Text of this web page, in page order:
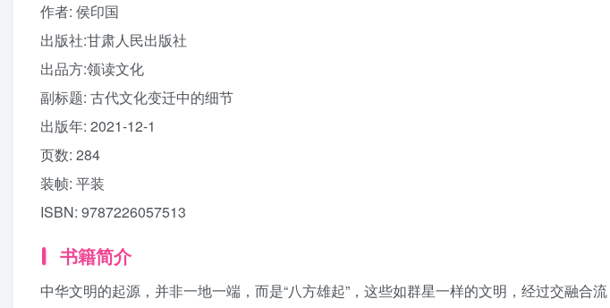
作者: 侯印国
出版社:甘肃人民出版社
出品方:领读文化
副标题: 古代文化变迁中的细节
出版年: 2021-12-1
页数: 284
装帧: 平装
ISBN: 9787226057513
书籍简介
中华文明的起源，并非一地一端，而是“八方雄起”，这些如群星一样的文明，经过交融合